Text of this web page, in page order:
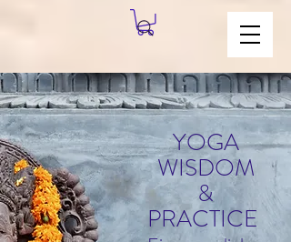
YOGA
WISDOM
&
PRACTICE